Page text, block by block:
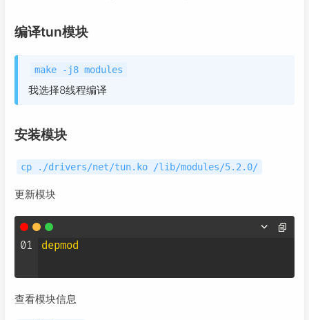
编译tun模块
make -j8 modules
我选择8线程编译
安装模块
cp ./drivers/net/tun.ko /lib/modules/5.2.0/
更新模块
01 depmod
查看模块信息